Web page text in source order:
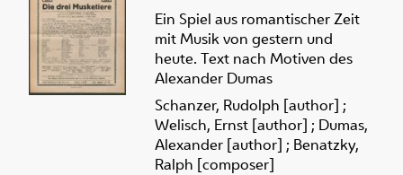
Ein Spiel aus romantischer Zeit
mit Musik von gestern und
heute. Text nach Motiven des
Alexander Dumas
Schanzer, Rudolph [author] ;
Welisch, Ernst [author] ; Dumas,
Alexander [author] ; Benatzky,
Ralph [composer]